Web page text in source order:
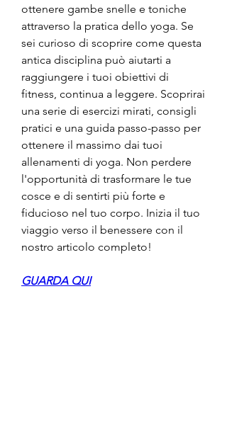
ottenere gambe snelle e toniche
attraverso la pratica dello yoga. Se
sei curioso di scoprire come questa
antica disciplina può aiutarti a
raggiungere i tuoi obiettivi di
fitness, continua a leggere. Scoprirai
una serie di esercizi mirati, consigli
pratici e una guida passo-passo per
ottenere il massimo dai tuoi
allenamenti di yoga. Non perdere
l'opportunità di trasformare le tue
cosce e di sentirti più forte e
fiducioso nel tuo corpo. Inizia il tuo
viaggio verso il benessere con il
nostro articolo completo!
GUARDA QUI